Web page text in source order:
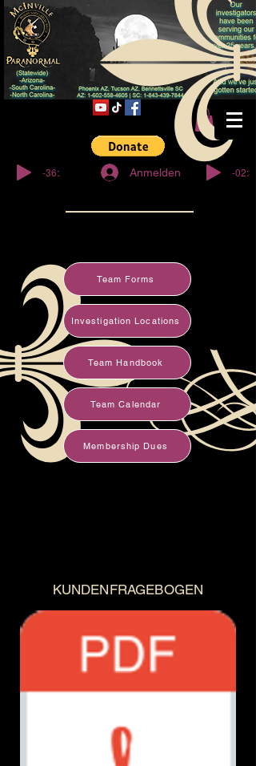
© Copyright
-36:27 Anmelden -02:32
Team Forms
Investigation Locations
Team Handbook
Team Calendar
Membership Dues
KUNDENFRAGEBOGEN